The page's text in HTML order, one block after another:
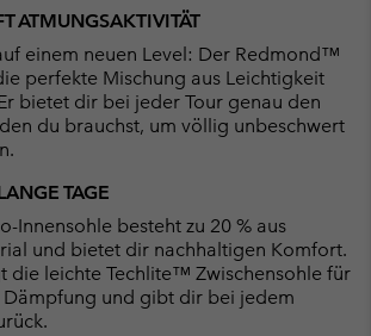
ATMUNGSAKTIVITÄT
einem neuen Level: Der Redmond™
perfekte Mischung aus Leichtigkeit
bietet dir bei jeder Tour genau den
du brauchst, um völlig unbeschwert
TAGE
Innensohle besteht zu 20 % aus
und bietet dir nachhaltigen Komfort.
die leichte Techlite™ Zwischensohle für
Dämpfung und gibt dir bei jedem